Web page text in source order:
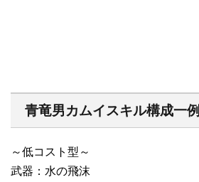
青竜男カムイスキル構成一例
～低コスト型～
武器：水の飛沫